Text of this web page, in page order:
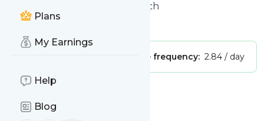
Plans
My Earnings
Help
Blog
Site title: Home » mobilesport.ch
Is this your feed?
Message frequency: 2.84 / day
Message